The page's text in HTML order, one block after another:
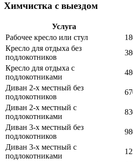
Химчистка с выездом
Услуга
Рабочее кресло или стул
Кресло для отдыха без
подлокотников
Кресло для отдыха с
подлокотниками
Диван 2-х местный без
подлокотников
Диван 2-х местный с
подлокотниками
Диван 3-х местный без
подлокотников
Диван 3-х местный с
подлокотниками